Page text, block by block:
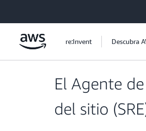
re:Invent Descubra
El Agente
del sitio